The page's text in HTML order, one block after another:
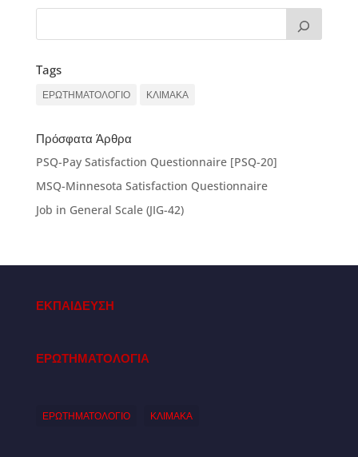
Tags
ΕΡΩΤΗΜΑΤΟΛΟΓΙΟ ΚΛΙΜΑΚΑ
Πρόσφατα Άρθρα
PSQ-Pay Satisfaction Questionnaire [PSQ-20]
MSQ-Minnesota Satisfaction Questionnaire
Job in General Scale (JIG-42)
ΕΚΠΑΙΔΕΥΣΗ
ΕΡΩΤΗΜΑΤΟΛΟΓΙΑ
ΕΡΩΤΗΜΑΤΟΛΟΓΙΟ ΚΛΙΜΑΚΑ